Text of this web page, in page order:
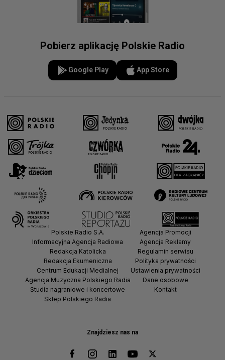
Pobierz aplikację Polskie Radio
Google Play App Store
Znajdziesz nas na
Polskie Radio S.A.
Informacyjna Agencja Radiowa
Redakcja Katolicka
Redakcja Ekumeniczna
Centrum Edukacji Medialnej
Agencja Muzyczna Polskiego Radia
Studia nagraniowe i koncertowe
Sklep Polskiego Radia
Agencja Promocji
Agencja Reklamy
Regulamin serwisu
Polityka prywatności
Ustawienia prywatności
Dane osobowe
Kontakt